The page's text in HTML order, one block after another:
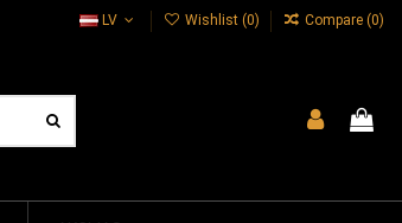
LV Wishlist (0) Compare (0)